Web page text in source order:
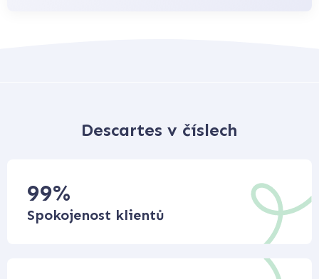
Descartes v číslech
99%
Spokojenost klientů